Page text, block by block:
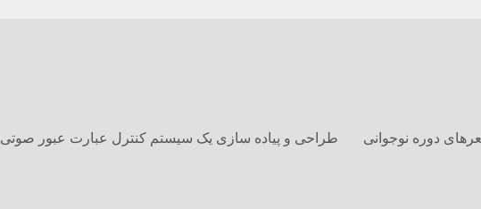
دوره نوجوانی طراحی و پیاده سازی یک سیستم کنترل عبارت عبور صوتی